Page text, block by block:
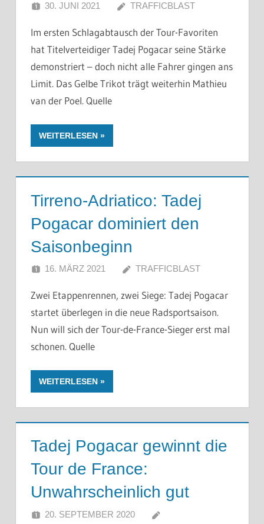
30. JUNI 2021 TRAFFICBLAST
Im ersten Schlagabtausch der Tour-Favoriten
hat Titelverteidiger Tadej Pogacar seine Stärke
demonstriert – doch nicht alle Fahrer gingen ans
Limit. Das Gelbe Trikot trägt weiterhin Mathieu
van der Poel. Quelle
WEITERLESEN
Tirreno-Adriatico: Tadej
Pogacar dominiert den
Saisonbeginn
16. MÄRZ 2021 TRAFFICBLAST
Zwei Etappenrennen, zwei Siege: Tadej Pogacar
startet überlegen in die neue Radsportsaison.
Nun will sich der Tour-de-France-Sieger erst mal
schonen. Quelle
WEITERLESEN
Tadej Pogacar gewinnt die
Tour de France:
Unwahrscheinlich gut
20. SEPTEMBER 2020